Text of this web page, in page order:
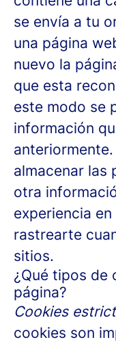
se envía a tu
una página
nuevo la
que esta
este modo se
información
almacenar las
otra
experiencia
rastrearte
sitios.
¿Qué tipos de
página?
Cookies
cookies son